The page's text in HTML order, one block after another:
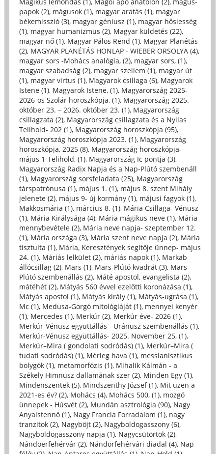
papok (2), mágusok (1), magyar aratás (1), magyar
békemisszió (3), magyar géniusz (1), magyar hősiesség
(1), magyar humanizmus (2), Magyar küldetés (22),
magyar nő (1), Magyar Pálos Rend (1), Magyar Planétás
(2), MAGYAR PLANÉTÁS HONLAP - WIEBER ORSOLYA (4),
magyar sors -Mohács analógia, (2), magyar sors, (1),
magyar szabadság (2), magyar szellem (1), magyar út
(1), magyar virtus (1), Magyarok csillaga (6), Magyarok
Istene (1), Magyarok Istene, (1), Magyarország 2025-
2026-os Szolár horoszkópja, (1), Magyarország 2025.
október 23. – 2026. október 23. (1), Magyarország
csillagzata (2), Magyarország csillagzata és a Nyilas
Telihold- 202 (1), Magyarország horoszkópja (95),
Magyarország horoszkópja 2023. (1), Magyarország
horoszkópja, 2025 (8), Magyarország horoszkópja-
május 1-Telihold, (1), Magyarország Ic pontja (3),
Magyarország Radix Napja és a Nap-Plútó szembenáll
(1), Magyarország sorsfeladata (25), Magyarország
társpatrónusa (1), május 1. (1), május 8. szent Mihály
jelenete (2), május 9- új kormány (1), májusi fagyok (1),
Makkosmária (1), március 8. (1), Mária Csillaga- Vénusz
(1), Mária Királysága (4), Mária mágikus neve (1), Mária
mennybevétele (2), Mária neve napja- szeptember 12.
(1), Mária országa (3), Mária szent neve napja (2), Mária
tisztulta (1), Mária, Keresztények segítője ünnep- május
24. (1), Máriás lelkület (2), máriás napok (1), Markab
állócsillag (2), Mars (1), Mars-Plútó kvadrát (3), Mars-
Plútó szembenállás (2), Máté apostol, evangelista (2),
mátéhét (2), Mátyás 560 évvel ezelőtti koronázása (1),
Mátyás apostol (1), Mátyás király (1), Mátyás-ugrása (1),
Mc (1), Medusa-Gorgó mitológiáját (1), mennyei kenyér
(1), Mercedes (1), Merkúr (2), Merkúr éve- 2026 (1),
Merkúr-Vénusz együttállás - Uránusz szembenállás (1),
Merkúr-Vénusz együttállás- 2025. November 25, (1),
Merkúr–Mira ( gondolati sodródás) (1), Merkúr–Mira (
tudati sodródás) (1), Mérleg hava (1), messianisztikus
bolygók (1), metamorfózis (1), Mihalik Kálmán - a
Székely Himnusz dallamának szer (2), Minden Egy (1),
Mindenszentek (5), Mindszenthy József (1), Mit üzen a
2021-es év? (2), Mohács (4), Mohács 500, (1), mozgó
ünnepek - Húsvét (2), Mundán asztrológia (90), Nagy
Anyaistennő (1), Nagy Francia Forradalom (1), nagy
tranzitok (2), Nagyböjt (2), Nagyboldogasszony (6),
Nagyboldogasszony napja (1), Nagycsütörtök (2),
Nándoerfehérvár (2), Nándorfehérvári diadal (4), Nap